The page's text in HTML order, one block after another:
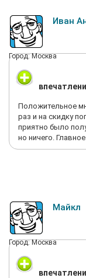
Иван
Город: Москва
Положительное
раз и на скидку
приятно было
но ничего.
Майкл
Город: Москва